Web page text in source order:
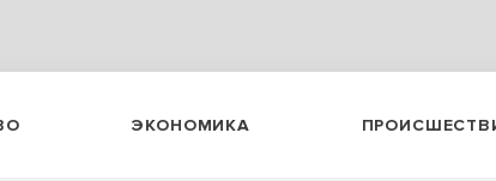
ЭКОНОМИКА